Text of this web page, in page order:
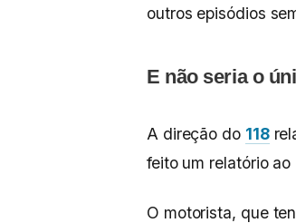
outros episódios
E não seria o
A direção do 118
feito um relatório
O motorista, que